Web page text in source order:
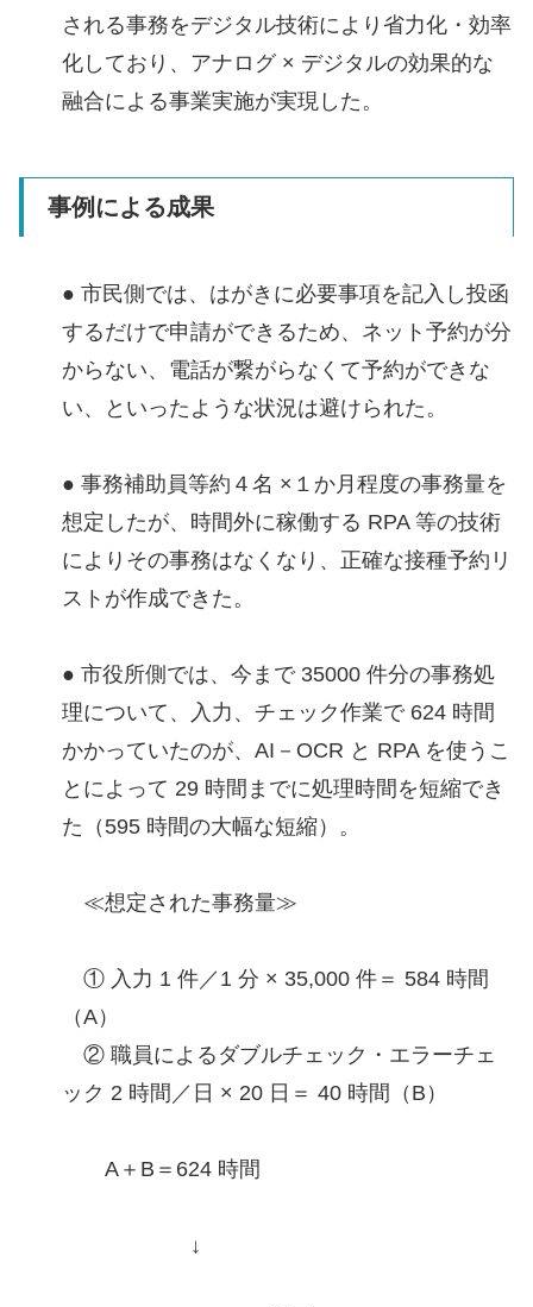
される事務をデジタル技術により省力化・効率
化しており、アナログ × デジタルの効果的な
融合による事業実施が実現した。
事例による成果
● 市民側では、はがきに必要事項を記入し投函
するだけで申請ができるため、ネット予約が分
からない、電話が繋がらなくて予約ができな
い、といったような状況は避けられた。
● 事務補助員等約４名 ×１か月程度の事務量を
想定したが、時間外に稼働する RPA 等の技術
によりその事務はなくなり、正確な接種予約リ
ストが作成できた。
● 市役所側では、今まで 35000 件分の事務処
理について、入力、チェック作業で 624 時間
かかっていたのが、AI－OCR と RPA を使うこ
とによって 29 時間までに処理時間を短縮でき
た（595 時間の大幅な短縮）。
≪想定された事務量≫
① 入力 1 件／1 分 × 35,000 件＝ 584 時間
（A）
② 職員によるダブルチェック・エラーチェ
ック 2 時間／日 × 20 日＝ 40 時間（B）
A＋B＝624 時間
↓